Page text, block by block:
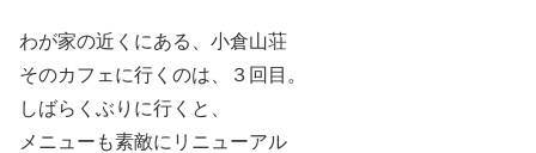
わが家の近くにある、小倉山荘
そのカフェに行くのは、３回目。
しばらくぶりに行くと、
メニューも素敵にリニューアル